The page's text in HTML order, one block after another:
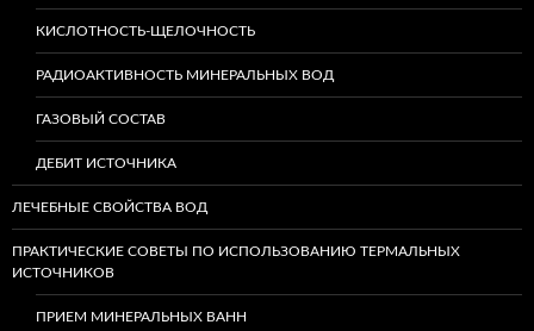
КИСЛОТНОСТЬ-ЩЕЛОЧНОСТЬ
РАДИОАКТИВНОСТЬ МИНЕРАЛЬНЫХ ВОД
ГАЗОВЫЙ СОСТАВ
ДЕБИТ ИСТОЧНИКА
ЛЕЧЕБНЫЕ СВОЙСТВА ВОД
ПРАКТИЧЕСКИЕ СОВЕТЫ ПО ИСПОЛЬЗОВАНИЮ ТЕРМАЛЬНЫХ
ИСТОЧНИКОВ
ПРИЕМ МИНЕРАЛЬНЫХ ВАНН